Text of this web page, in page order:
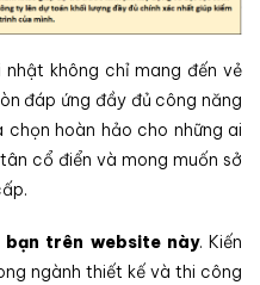
không chỉ mang đến vẻ
đáp ứng đầy đủ công năng
hoàn hảo cho những ai
cổ điển và mong muốn sở
trên website này. Kiến
ngành thiết kế và thi công